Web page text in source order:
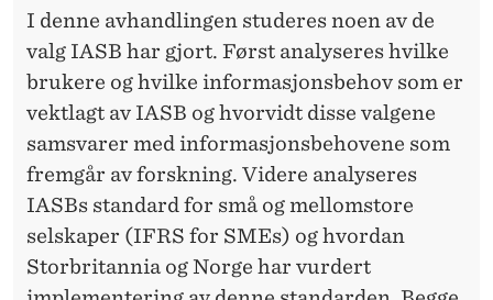
I denne avhandlingen studeres noen av de
valg IASB har gjort. Først analyseres hvilke
brukere og hvilke informasjonsbehov som er
vektlagt av IASB og hvorvidt disse valgene
samsvarer med informasjonsbehovene som
fremgår av forskning. Videre analyseres
IASBs standard for små og mellomstore
selskaper (IFRS for SMEs) og hvordan
Storbritannia og Norge har vurdert